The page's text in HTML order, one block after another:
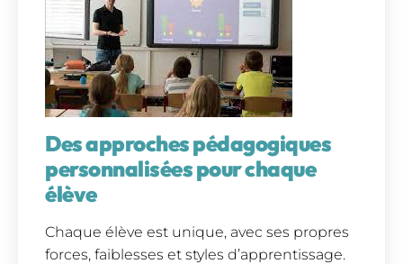
Des approches pédagogiques
personnalisées pour chaque
élève
Chaque élève est unique, avec ses propres
forces, faiblesses et styles d’apprentissage.